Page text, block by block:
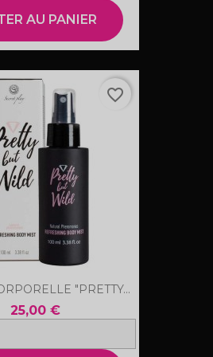
AU PANIER
"PRETTY...
25,00 €
favorite_border